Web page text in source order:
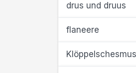
drus und druus
flaneere